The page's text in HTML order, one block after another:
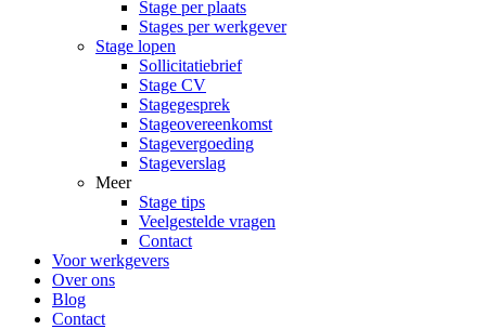
Stage per plaats
Stages per werkgever
Stage lopen
Sollicitatiebrief
Stage CV
Stagegesprek
Stageovereenkomst
Stagevergoeding
Stageverslag
Meer
Stage tips
Veelgestelde vragen
Contact
Voor werkgevers
Over ons
Blog
Contact